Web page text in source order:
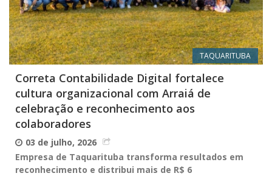
TAQUARITUBA
Correta Contabilidade Digital fortalece
cultura organizacional com Arraiá de
celebração e reconhecimento aos
colaboradores
03 de julho, 2026
Empresa de Taquarituba transforma resultados em
reconhecimento e distribui mais de R$ 6